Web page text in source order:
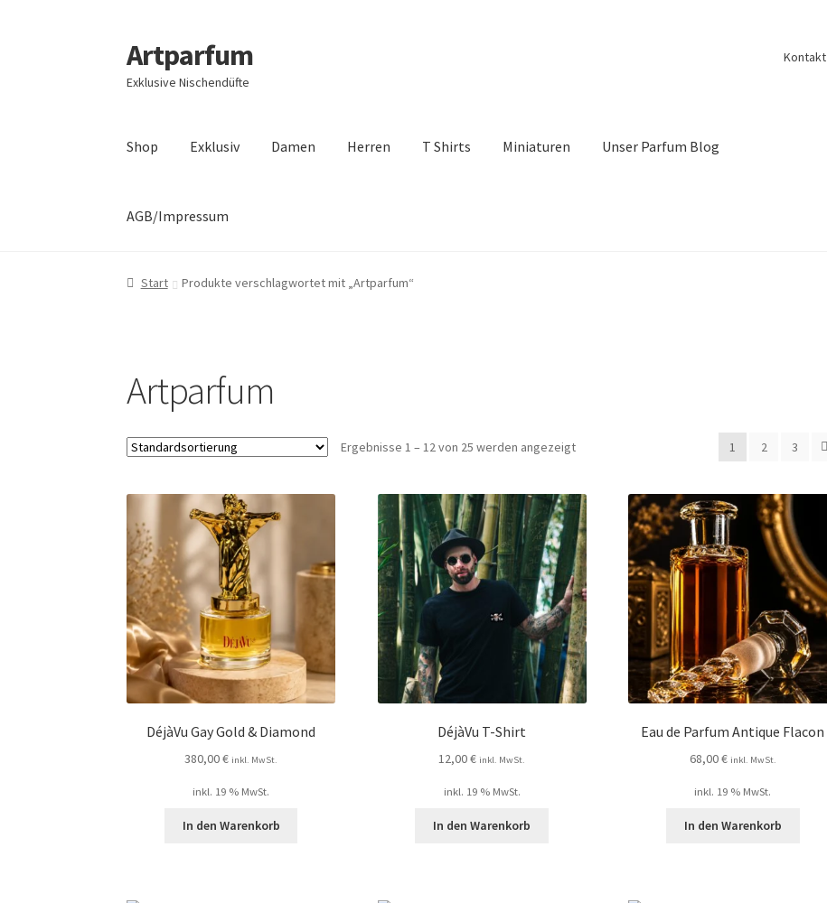
Zur
Navigation
springen
Zum
Inhalt
springen
Artparfum
Exklusive Nischendüfte
Kontakt
Shop Exklusiv Damen Herren T Shirts Miniaturen Unser Parfum Blog
AGB/Impressum
Start About AGB Checkout Datenschutzbelehrung
Start Produkte verschlagwortet mit „Artparfum“
Artparfum
Ergebnisse 1 – 12 von 25 werden angezeigt 1 2 3
DéjàVu Gay Gold & Diamond
380,00€ inkl. MwSt.
inkl. 19 % MwSt.
In den Warenkorb
DéjàVu T-Shirt
12,00€ inkl. MwSt.
inkl. 19 % MwSt.
In den Warenkorb
Eau de Parfum Antique Flacon
68,00€ inkl. MwSt.
inkl. 19 % MwSt.
In den Warenkorb